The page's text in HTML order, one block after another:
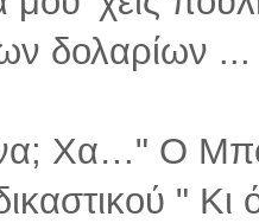
δολαρίων
Χα…" Ο
"